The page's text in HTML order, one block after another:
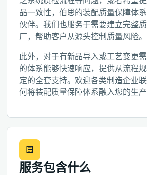
品一致性，伯思的装配质量保障体
伙伴。我们也服务于需要建立完整
厂，帮助客户从源头控制质量风险。
此外，对于有新品导入或工艺变更需
的体系能够快速响应，提供从流程
定的全套支持。欢迎各类制造企业
何将装配质量保障体系融入您的生产
服务包含什么